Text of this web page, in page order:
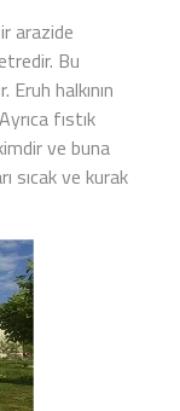
arazide
Bu
halkının
fıstık
ve buna
sıcak ve kurak